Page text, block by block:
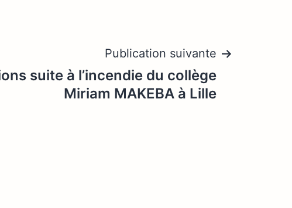
Publication suivante
suite à l’incendie du collège
Miriam MAKEBA à Lille